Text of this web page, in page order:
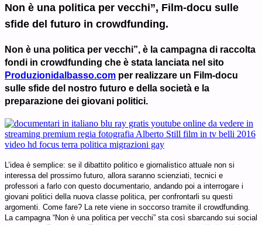
Non è una politica per vecchi”, Film-docu sulle
sfide del futuro in crowdfunding.
Non è una politica per vecchi”, è la campagna di raccolta
fondi in crowdfunding che è stata lanciata nel sito
Produzionidalbasso.com per realizzare un Film-docu
sulle sfide del nostro futuro e della società e la
preparazione dei giovani politici.
L’idea è semplice: se il dibattito politico e giornalistico attuale non si
interessa del prossimo futuro, allora saranno scienziati, tecnici e
professori a farlo con questo documentario, andando poi a interrogare i
giovani politici della nuova classe politica, per confrontarli su questi
argomenti. Come fare? La rete viene in soccorso tramite il crowdfunding.
La campagna “Non è una politica per vecchi” sta così sbarcando sui social